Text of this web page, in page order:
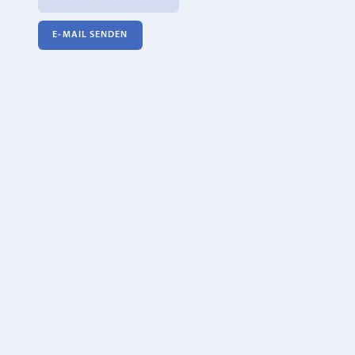
E‑MAIL SENDEN